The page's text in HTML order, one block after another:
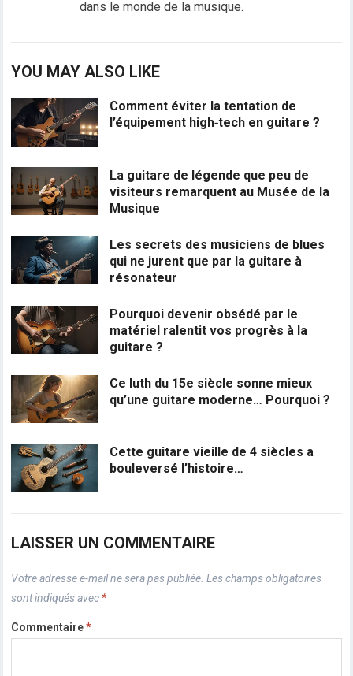
dans le monde de la musique.
YOU MAY ALSO LIKE
Comment éviter la tentation de
l’équipement high‑tech en guitare ?
La guitare de légende que peu de
visiteurs remarquent au Musée de la
Musique
Les secrets des musiciens de blues
qui ne jurent que par la guitare à
résonateur
Pourquoi devenir obsédé par le
matériel ralentit vos progrès à la
guitare ?
Ce luth du 15e siècle sonne mieux
qu’une guitare moderne… Pourquoi ?
Cette guitare vieille de 4 siècles a
bouleversé l’histoire…
LAISSER UN COMMENTAIRE
Votre adresse e-mail ne sera pas publiée. Les champs obligatoires
sont indiqués avec *
Commentaire*